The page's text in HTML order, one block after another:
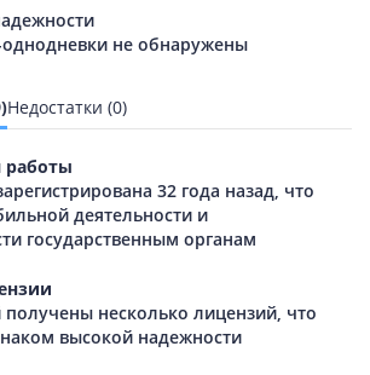
не обнаружены
Недостатки (0)
32 года назад, что
деятельности и
государственным органам
получены несколько лицензий, что
высокой надежности